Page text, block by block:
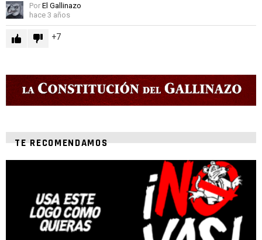
Por El Gallinazo
hace 3 años
7
TE RECOMENDAMOS